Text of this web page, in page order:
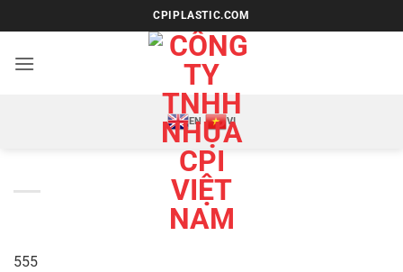
qua
nội
CPIPLASTIC.COM
EN VI
555